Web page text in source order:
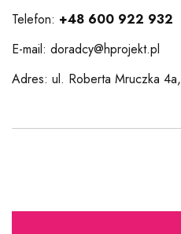
Telefon: +48 600 922 932
E-mail: doradcy@hprojekt.pl
Adres: ul. Roberta Mruczka 4a,